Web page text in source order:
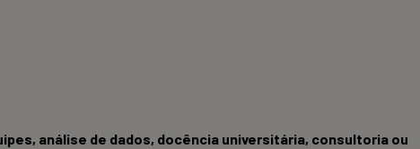
análise de dados, docência universitária, consultoria ou